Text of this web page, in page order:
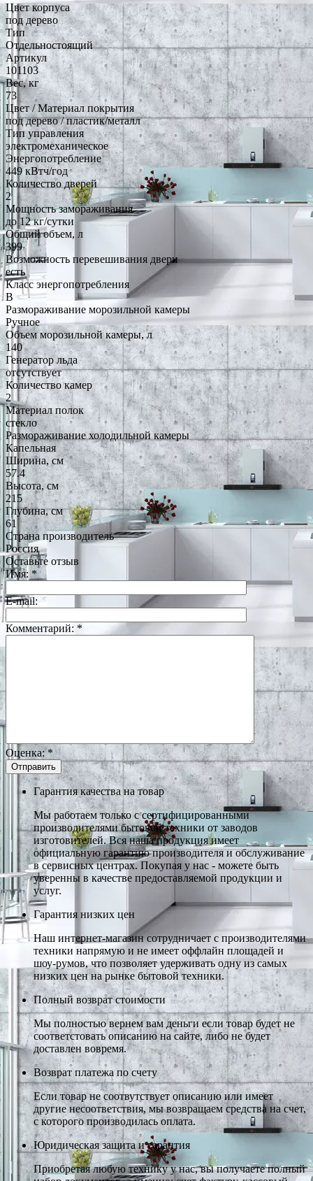
Цвет корпуса
под дерево
Тип
Отдельностоящий
Артикул
101103
Вес, кг
73
Цвет / Материал покрытия
под дерево / пластик/металл
Тип управления
электромеханическое
Энергопотребление
449 кВтч/год
Количество дверей
2
Мощность замораживания
до 12 кг/cутки
Общий объем, л
399
Возможность перевешивания двери
есть
Класс энергопотребления
B
Размораживание морозильной камеры
Ручное
Объем морозильной камеры, л
140
Генератор льда
отсутствует
Количество камер
2
Материал полок
стекло
Размораживание холодильной камеры
Капельная
Ширина, см
57.4
Высота, см
215
Глубина, см
61
Страна производитель
Россия
Оставьте отзыв
Имя: *
E-mail:
Комментарий: *
Оценка:*
Гарантия качества на товар
Мы работаем только с сертифицированными
производителями бытовой техники от заводов
изготовителей. Вся наша продукция имеет
официальную гарантию производителя и обслуживание
в сервисных центрах. Покупая у нас - можете быть
уверенны в качестве предоставляемой продукции и
услуг.
Гарантия низких цен
Наш интернет-магазин сотрудничает с производителями
техники напрямую и не имеет оффлайн площадей и
шоу-румов, что позволяет удерживать одну из самых
низких цен на рынке бытовой техники.
Полный возврат стоимости
Мы полностью вернем вам деньги если товар будет не
соответстовать описанию на сайте, либо не будет
доставлен вовремя.
Возврат платежа по счету
Если товар не соотвутствует описанию или имеет
другие несоответствия, мы возвращаем средства на счет,
с которого производилась оплата.
Юридическая защита и гарантия
Приобретая любую технику у нас, вы получаете полный